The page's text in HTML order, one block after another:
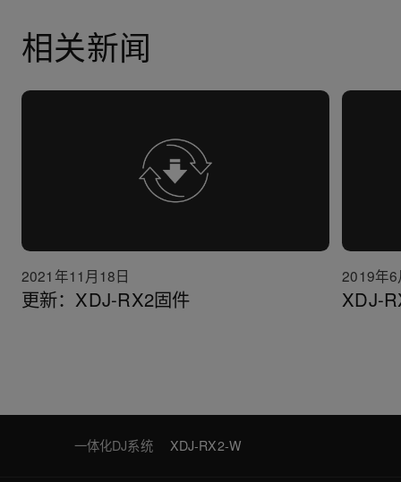
相关新闻
2021年11月18日
更新：XDJ-RX2固件
2019年
XDJ-
一体化DJ系统 XDJ-RX2-W